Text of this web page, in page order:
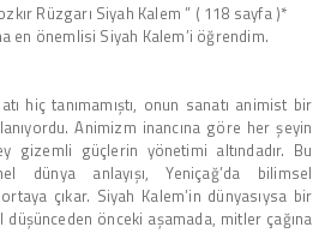
Rüzgarı Siyah Kalem ” ( 118 sayfa )*
en önemlisi Siyah Kalem’i öğrendim.
hiç tanımamıştı, onun sanatı animist bir
Animizm inancına göre her şeyin
gizemli güçlerin yönetimi altındadır. Bu
dünya anlayışı, Yeniçağ’da bilimsel
çıkar. Siyah Kalem’in dünyasıysa bir
düşünceden önceki aşamada, mitler çağına